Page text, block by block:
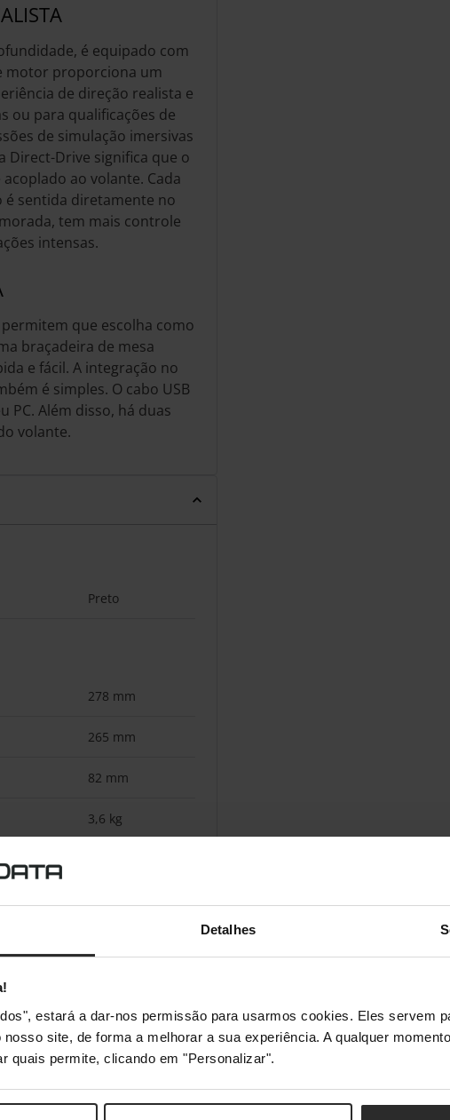
Detalhes
estará a dar-nos permissão para usarmos cookies. Eles servem
site, de forma a melhorar a sua experiência. A qualquer
quais permite, clicando em "Personalizar".
é equipado com
motor proporciona um
de direção realista e
ou para qualificações de
de simulação imersivas
Direct-Drive significa que o
ao volante. Cada
é sentida diretamente no
tem mais controle
intensas.
que escolha como
braçadeira de mesa
e fácil. A integração no
é simples. O cabo USB
PC. Além disso, há duas
volante.
Preto
278 mm
265 mm
82 mm
3,6 kg
Não